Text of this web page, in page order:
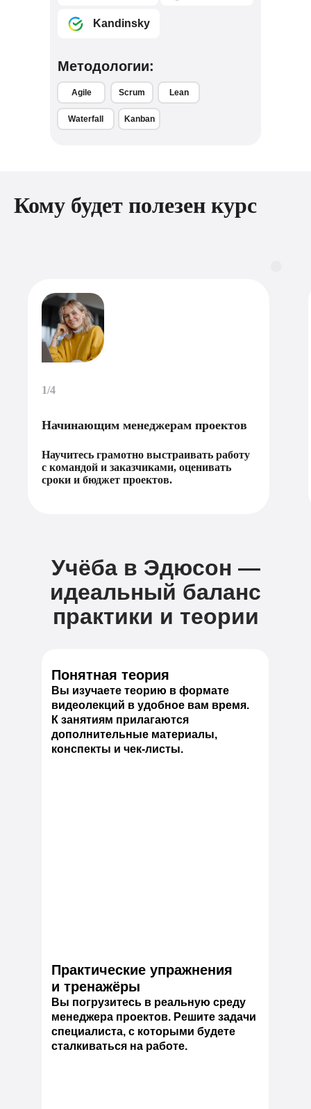
Методологии:
⠀⠀⠀Kandinsky
Agile Scrum
Waterfall
Lean
Kanban
Кому будет полезен курс
1/4
Начинающим менеджерам проектов
Научитесь грамотно выстраивать работу
с командой и заказчиками, оценивать
сроки и бюджет проектов.
Понятная теория
Вы изучаете теорию в формате
видеолекций в удобное вам время.
К занятиям прилагаются
дополнительные материалы,
конспекты и чек-листы.
Практические упражнения
и тренажёры
Вы погрузитесь в реальную среду
менеджера проектов. Решите задачи
специалиста, с которыми будете
сталкиваться на работе.
Учёба в Эдюсон —
идеальный баланс
практики и теории